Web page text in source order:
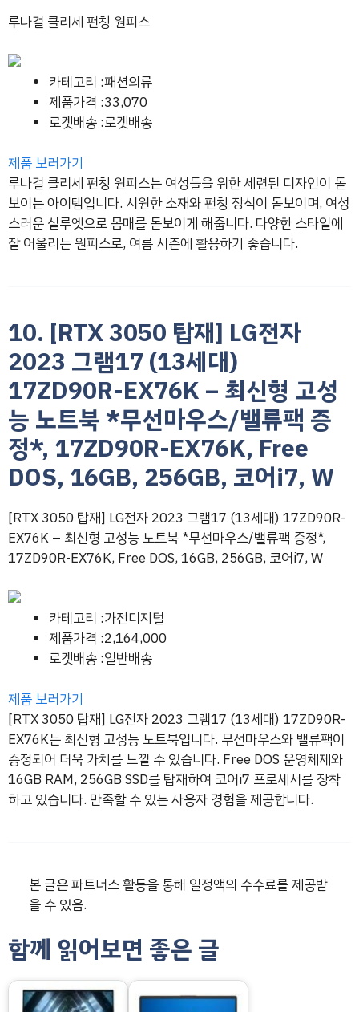
루나걸 클리세 펀칭 원피스
카테고리 :패션의류
제품가격 :33,070
로켓배송 :로켓배송
제품 보러가기
루나걸 클리세 펀칭 원피스는 여성들을 위한 세련된 디자인이 돋
보이는 아이템입니다. 시원한 소재와 펀칭 장식이 돋보이며, 여성
스러운 실루엣으로 몸매를 돋보이게 해줍니다. 다양한 스타일에
잘 어울리는 원피스로, 여름 시즌에 활용하기 좋습니다.
10. [RTX 3050 탑재] LG전자
2023 그램17 (13세대)
17ZD90R-EX76K – 최신형 고성
능 노트북 *무선마우스/밸류팩 증
정*, 17ZD90R-EX76K, Free
DOS, 16GB, 256GB, 코어i7, W
[RTX 3050 탑재] LG전자 2023 그램17 (13세대) 17ZD90R-
EX76K – 최신형 고성능 노트북 *무선마우스/밸류팩 증정*,
17ZD90R-EX76K, Free DOS, 16GB, 256GB, 코어i7, W
카테고리 :가전디지털
제품가격 :2,164,000
로켓배송 :일반배송
제품 보러가기
[RTX 3050 탑재] LG전자 2023 그램17 (13세대) 17ZD90R-
EX76K는 최신형 고성능 노트북입니다. 무선마우스와 밸류팩이
증정되어 더욱 가치를 느낄 수 있습니다. Free DOS 운영체제와
16GB RAM, 256GB SSD를 탑재하여 코어i7 프로세서를 장착
하고 있습니다. 만족할 수 있는 사용자 경험을 제공합니다.
본 글은 파트너스 활동을 통해 일정액의 수수료를 제공받
을 수 있음.
함께 읽어보면 좋은 글